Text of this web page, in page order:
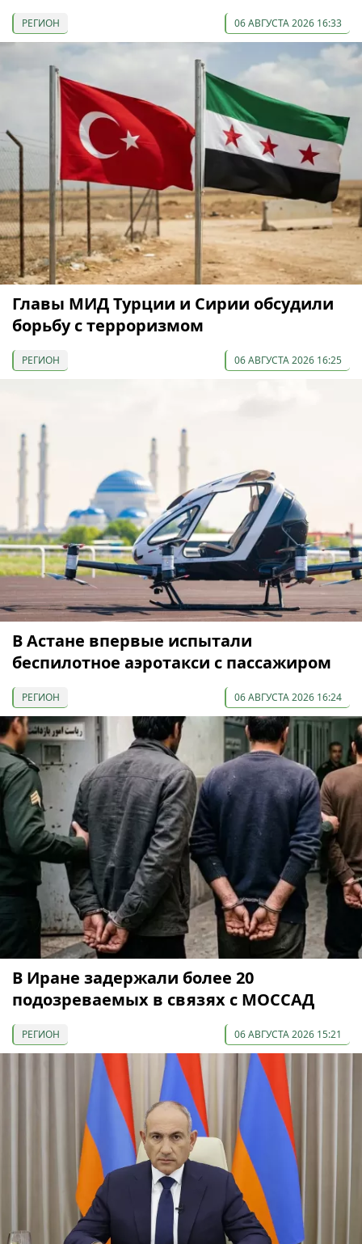
РЕГИОН 06 АВГУСТА 2026 16:33
Главы МИД Турции и Сирии обсудили
борьбу с терроризмом
РЕГИОН 06 АВГУСТА 2026 16:25
В Астане впервые испытали
беспилотное аэротакси с пассажиром
РЕГИОН 06 АВГУСТА 2026 16:24
В Иране задержали более 20
подозреваемых в связях с МОССАД
РЕГИОН 06 АВГУСТА 2026 15:21